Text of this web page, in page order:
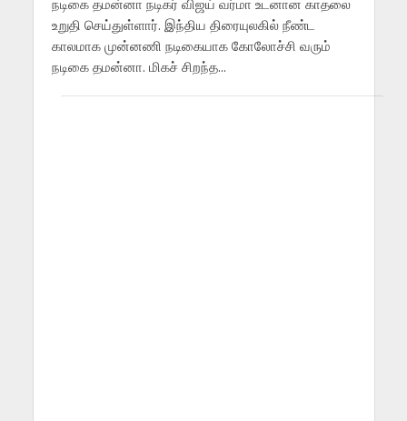
உறுதி செய்துள்ளார். இந்திய திரையுலகில் நீண்ட
காலமாக முன்னணி நடிகையாக கோலோச்சி வரும்
நடிகை தமன்னா. மிகச் சிறந்த...